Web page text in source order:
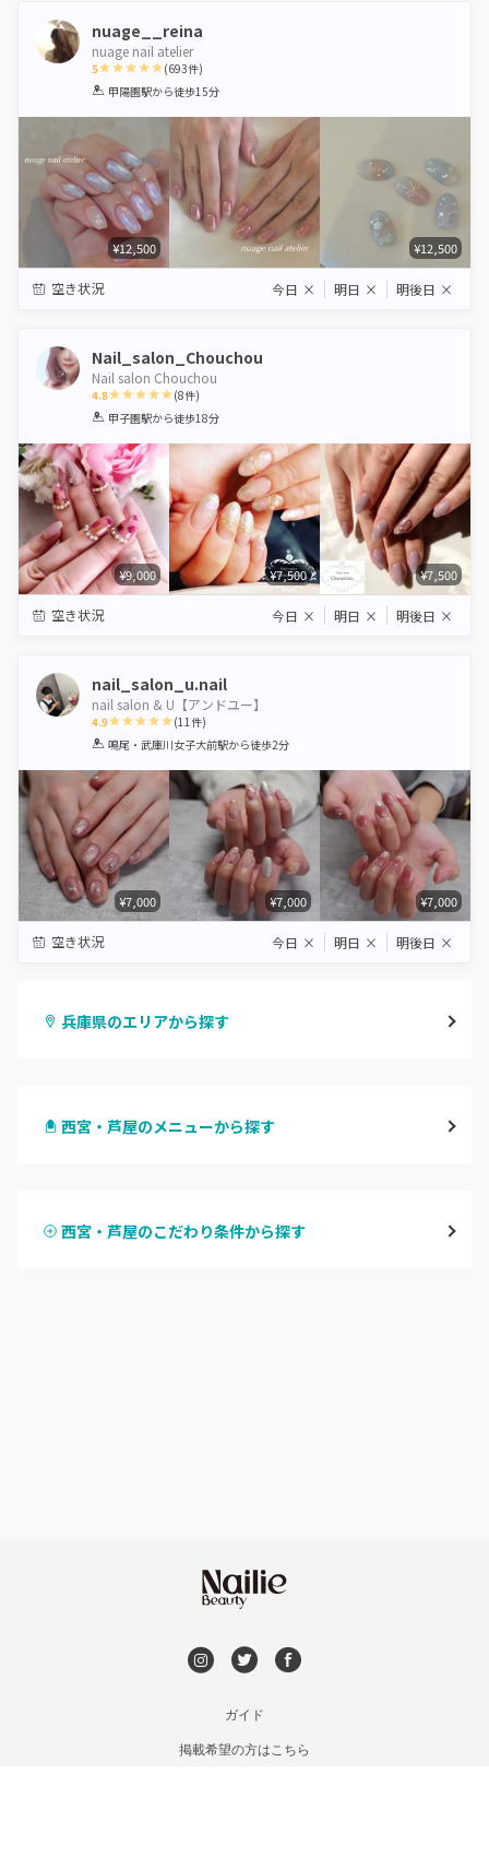
nuage__reina
nuage nail atelier
5
1 2 3 4 5
(693件)
甲陽園駅から徒歩15分
¥12,500 ¥12,500
空き状況 今日 × 明日 × 明後日 ×
Nail_salon_Chouchou
Nail salon Chouchou
4.8
1 2 3 4 5
(8件)
甲子園駅から徒歩18分
¥9,000 ¥7,500 ¥7,500
空き状況 今日 × 明日 × 明後日 ×
nail_salon_u.nail
nail salon & U【アンドユー】
4.9
1 2 3 4 5
(11件)
鳴尾・武庫川女子大前駅から徒歩2分
¥7,000 ¥7,000 ¥7,000
空き状況 今日 × 明日 × 明後日 ×
兵庫県のエリアから探す
尼崎・塚口・武庫之荘
西宮・芦屋のメニューから探す
ハンドスカルプ
西宮・芦屋のこだわり条件から探す
ガイド
掲載希望の方はこちら